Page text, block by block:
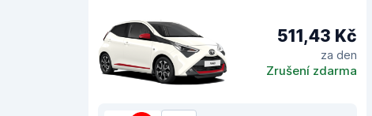
511,43 Kč
za den
Zrušení zdarma